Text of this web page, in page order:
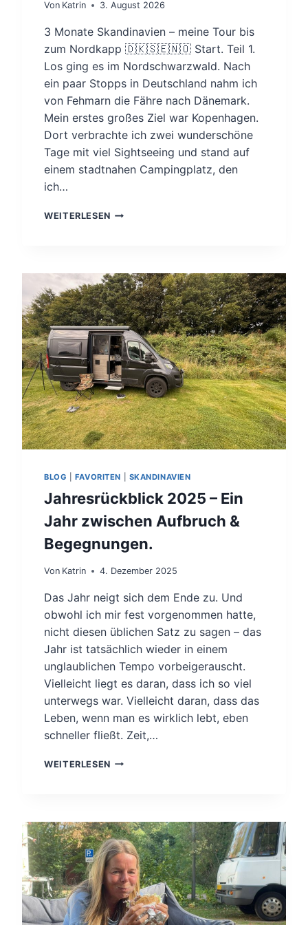
Von Katrin 3. August 2026
3 Monate Skandinavien – meine Tour bis
zum Nordkapp 🇩🇰🇸🇪🇳🇴 Start. Teil 1.
Los ging es im Nordschwarzwald. Nach
ein paar Stopps in Deutschland nahm ich
von Fehmarn die Fähre nach Dänemark.
Mein erstes großes Ziel war Kopenhagen.
Dort verbrachte ich zwei wunderschöne
Tage mit viel Sightseeing und stand auf
einem stadtnahen Campingplatz, den
ich…
WEITERLESEN T
I
S
A
N
S
N
O
R
D
K
A
P
P
BLOG FAVORITEN SKANDINAVIEN
Jahresrückblick 2025 – Ein
Jahr zwischen Aufbruch &
Begegnungen.
Von Katrin 4. Dezember 2025
Das Jahr neigt sich dem Ende zu. Und
obwohl ich mir fest vorgenommen hatte,
nicht diesen üblichen Satz zu sagen – das
Jahr ist tatsächlich wieder in einem
unglaublichen Tempo vorbeigerauscht.
Vielleicht liegt es daran, dass ich so viel
unterwegs war. Vielleicht daran, dass das
Leben, wenn man es wirklich lebt, eben
schneller fließt. Zeit,…
WEITERLESEN
S
R
Ü
C
K
B
L